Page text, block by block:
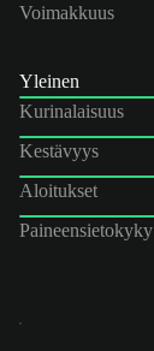
Voimakkuus
Yleinen
Kurinalaisuus
Kestävyys
Aloitukset
Paineensietokyky